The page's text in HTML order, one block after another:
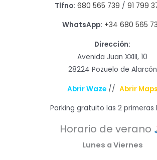
Tlfno: 680 565 739 / 91 799
WhatsApp: +34 680 565
Dirección:
Avenida Juan XXIII, 10
28224 Pozuelo de Alarcón
Abrir Waze// Abrir Maps
Parking gratuito las 2 primeras
Horario de verano
Lunes a Viernes